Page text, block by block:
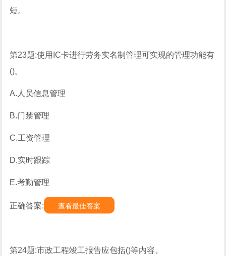
短。
第23题:使用IC卡进行劳务实名制管理可实现的管理功能有
()。
A.人员信息管理
B.门禁管理
C.工资管理
D.实时跟踪
E.考勤管理
正确答案: 查看最佳答案
第24题:市政工程竣工报告应包括()等内容。